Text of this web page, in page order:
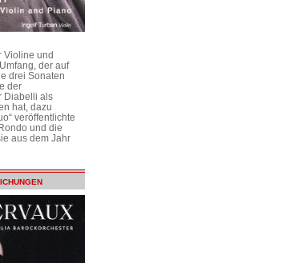
Violine und
der auf
drei Sonaten
der
Diabelli als
hat, dazu
veröffentlichte
und die
aus dem Jahr